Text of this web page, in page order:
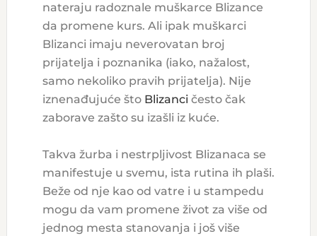
nateraju radoznale muškarce Blizance
da promene kurs. Ali ipak muškarci
Blizanci imaju neverovatan broj
prijatelja i poznanika (iako, nažalost,
samo nekoliko pravih prijatelja). Nije
iznenađujuće što Blizancičesto čak
zaborave zašto su izašli iz kuće.
Takva žurba i nestrpljivost Blizanaca se
manifestuje u svemu, ista rutina ih plaši.
Beže od nje kao od vatre i u stampedu
mogu da vam promene život za više od
jednog mesta stanovanja i još više